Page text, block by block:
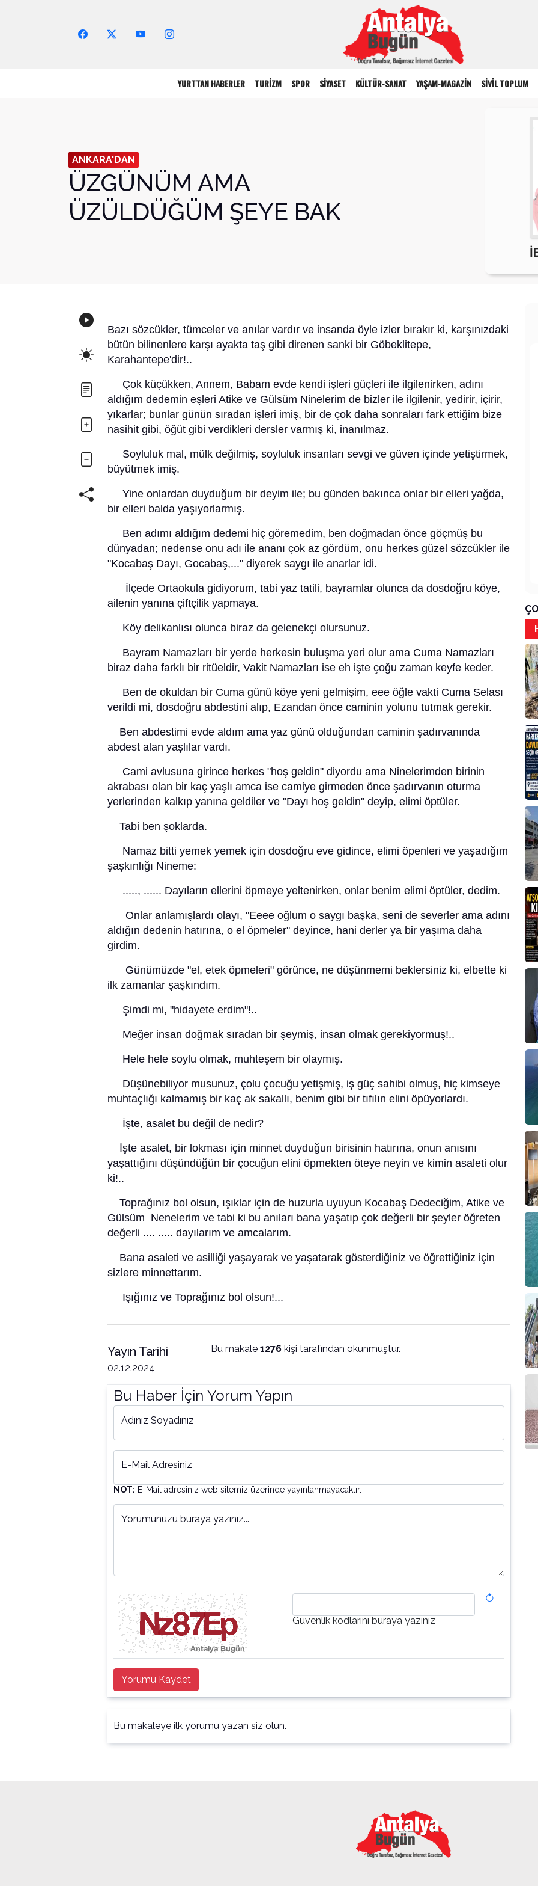
YURTTAN HABERLER TURİZM SPOR SİYASET KÜLTÜR-SANAT YAŞAM-MAGAZİN SİVİL TOPLUM
ANKARA'DAN
ÜZGÜNÜM AMA
ÜZÜLDÜĞÜM ŞEYE BAK
Bazı sözcükler, tümceler ve anılar vardır ve insanda öyle izler bırakır ki, karşınızdaki
bütün bilinenlere karşı ayakta taş gibi direnen sanki bir Göbeklitepe,
Karahantepe'dir!..
Çok küçükken, Annem, Babam evde kendi işleri güçleri ile ilgilenirken, adını
aldığım dedemin eşleri Atike ve Gülsüm Ninelerim de bizler ile ilgilenir, yedirir, içirir,
yıkarlar; bunlar günün sıradan işleri imiş, bir de çok daha sonraları fark ettiğim bize
nasihit gibi, öğüt gibi verdikleri dersler varmış ki, inanılmaz.
Soyluluk mal, mülk değilmiş, soyluluk insanları sevgi ve güven içinde yetiştirmek,
büyütmek imiş.
Yine onlardan duyduğum bir deyim ile; bu günden bakınca onlar bir elleri yağda,
bir elleri balda yaşıyorlarmış.
Ben adımı aldığım dedemi hiç göremedim, ben doğmadan önce göçmüş bu
dünyadan; nedense onu adı ile ananı çok az gördüm, onu herkes güzel sözcükler ile
"Kocabaş Dayı, Gocabaş,..." diyerek saygı ile anarlar idi.
İlçede Ortaokula gidiyorum, tabi yaz tatili, bayramlar olunca da dosdoğru köye,
ailenin yanına çiftçilik yapmaya.
Köy delikanlısı olunca biraz da gelenekçi olursunuz.
Bayram Namazları bir yerde herkesin buluşma yeri olur ama Cuma Namazları
biraz daha farklı bir ritüeldir, Vakit Namazları ise eh işte çoğu zaman keyfe keder.
Ben de okuldan bir Cuma günü köye yeni gelmişim, eee öğle vakti Cuma Selası
verildi mi, dosdoğru abdestini alıp, Ezandan önce caminin yolunu tutmak gerekir.
Ben abdestimi evde aldım ama yaz günü olduğundan caminin şadırvanında
abdest alan yaşlılar vardı.
Cami avlusuna girince herkes "hoş geldin" diyordu ama Ninelerimden birinin
akrabası olan bir kaç yaşlı amca ise camiye girmeden önce şadırvanın oturma
yerlerinden kalkıp yanına geldiler ve "Dayı hoş geldin" deyip, elimi öptüler.
Tabi ben şoklarda.
Namaz bitti yemek yemek için dosdoğru eve gidince, elimi öpenleri ve yaşadığım
şaşkınlığı Nineme:
....., ...... Dayıların ellerini öpmeye yeltenirken, onlar benim elimi öptüler, dedim.
Onlar anlamışlardı olayı, "Eeee oğlum o saygı başka, seni de severler ama adını
aldığın dedenin hatırına, o el öpmeler" deyince, hani derler ya bir yaşıma daha
girdim.
Günümüzde "el, etek öpmeleri" görünce, ne düşünmemi beklersiniz ki, elbette ki
ilk zamanlar şaşkındım.
Şimdi mi, "hidayete erdim"!..
Meğer insan doğmak sıradan bir şeymiş, insan olmak gerekiyormuş!..
Hele hele soylu olmak, muhteşem bir olaymış.
Düşünebiliyor musunuz, çolu çocuğu yetişmiş, iş güç sahibi olmuş, hiç kimseye
muhtaçlığı kalmamış bir kaç ak sakallı, benim gibi bir tıfılın elini öpüyorlardı.
İşte, asalet bu değil de nedir?
İşte asalet, bir lokması için minnet duyduğun birisinin hatırına, onun anısını
yaşattığını düşündüğün bir çocuğun elini öpmekten öteye neyin ve kimin asaleti olur
ki!..
Toprağınız bol olsun, ışıklar için de huzurla uyuyun Kocabaş Dedeciğim, Atike ve
Gülsüm Nenelerim ve tabi ki bu anıları bana yaşatıp çok değerli bir şeyler öğreten
değerli .... ..... dayılarım ve amcalarım.
Bana asaleti ve asilliği yaşayarak ve yaşatarak gösterdiğiniz ve öğrettiğiniz için
sizlere minnettarım.
Işığınız ve Toprağınız bol olsun!...
Yayın Tarihi
02.12.2024
Bu makale 1276kişi tarafından okunmuştur.
Bu Haber İçin Yorum Yapın
Adınız Soyadınız
E-Mail Adresiniz
NOT: E-Mail adresiniz web sitemiz üzerinde yayınlanmayacaktır.
Yorumunuzu buraya yazınız...
Güvenlik kodlarını buraya yazınız
Yorumu Kaydet
Bu makaleye ilk yorumu yazan siz olun.
Arama Yap!